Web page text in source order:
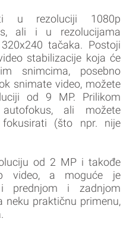
u rezoluciji 1080p
ali i u rezolucijama
tačaka. Postoji
stabilizacije koja će
snimcima, posebno
snimate video, možete
od 9 MP. Prilikom
ali možete
(što npr. nije
od 2 MP i takođe
video, a moguće je
i prednjom i zadnjom
neku praktičnu primenu,